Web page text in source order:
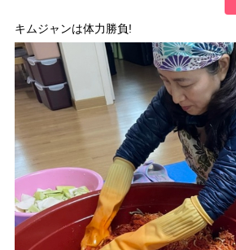
キムジャンは体力勝負!